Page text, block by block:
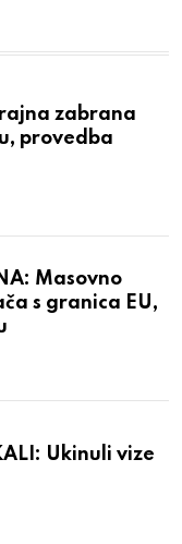
zabrana
provedba
Masovno
s granica EU,
Ukinuli vize